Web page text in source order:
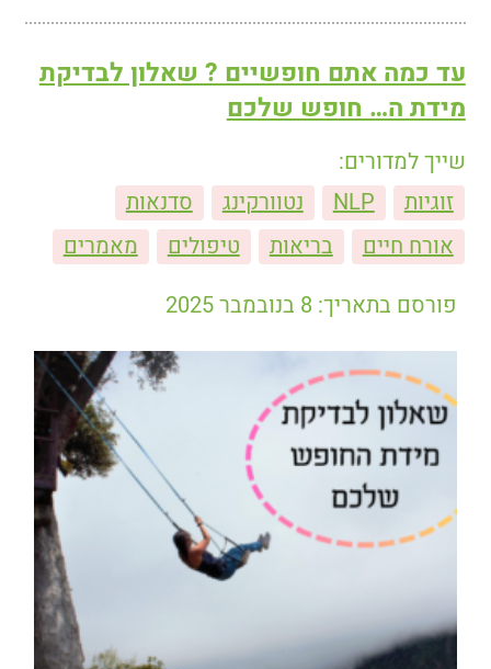
עד כמה אתם חופשיים ? שאלון לבדיקת
מידת ה… חופש שלכם
שייך למדורים:
זוגיות
NLP נטוורקינג
סדנאות
אורח חיים
בריאות טיפולים
מאמרים
פורסם בתאריך: 8 בנובמבר 2025